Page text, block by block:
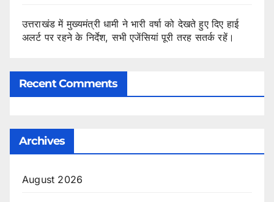
उत्तराखंड में मुख्यमंत्री धामी ने भारी वर्षा को देखते हुए दिए हाई
अलर्ट पर रहने के निर्देश, सभी एजेंसियां पूरी तरह सतर्क रहें।
Recent Comments
Archives
August 2026